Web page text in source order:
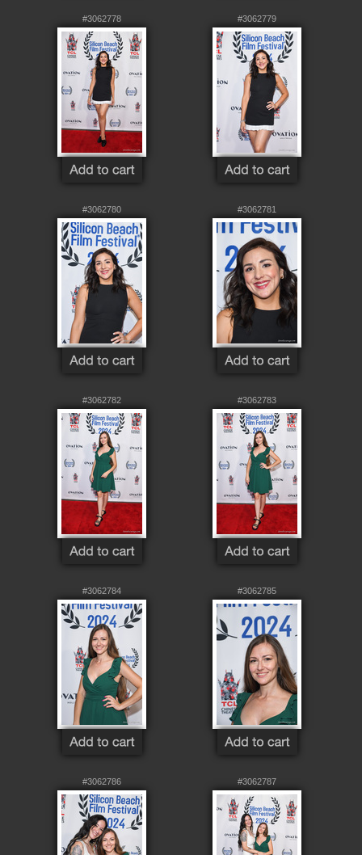
#3062778 #3062779
#3062780 #3062781
#3062782 #3062783
#3062784 #3062785
#3062786 #3062787